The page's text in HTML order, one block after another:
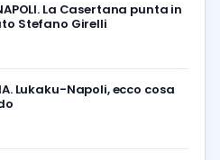
La Casertana punta in
Stefano Girelli
Lukaku-Napoli, ecco cosa